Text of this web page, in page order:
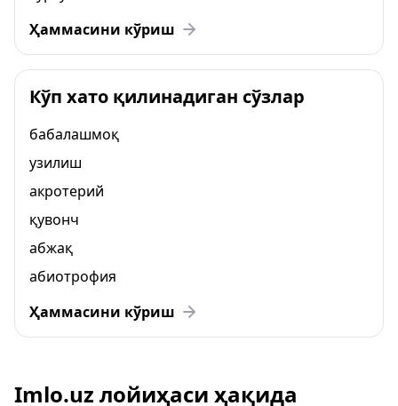
Ҳаммасини кўриш
Кўп хато қилинадиган сўзлар
бабалашмоқ
узилиш
акротерий
қувонч
абжақ
абиотрофия
Ҳаммасини кўриш
Imlo.uz лойиҳаси ҳақида